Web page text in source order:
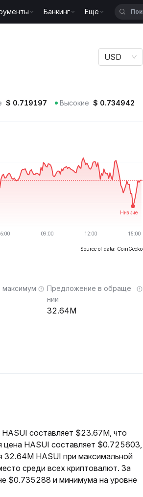
Банкинг Ещё
USD
$ 0.719197 Высокие $ 0.734942
Source of data: CoinGecko
максимум
Предложение в обраще
нии
32.64M
составляет $23.67M, что
цена HASUI составляет $0.725603,
HASUI при максимальной
среди всех криптовалют. За
$0.735288 и минимума на уровне